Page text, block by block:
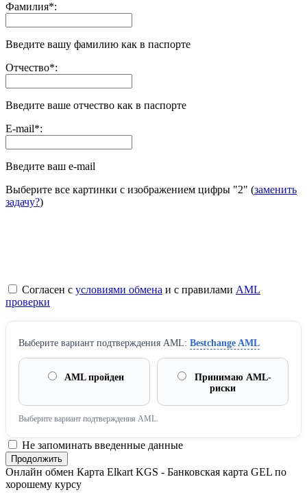
Фамилия*:
Введите вашу фамилию как в паспорте
Отчество*:
Введите ваше отчество как в паспорте
E-mail*:
Введите ваш e-mail
Выберите все картинки с изображением цифры "2" (заменить
задачу?)
Согласен с условиями обмена и с правилами AML
проверки
Выберите вариант подтверждения AML: Bestchange AML
AML пройден
Принимаю AML-
риски
Выберите вариант подтверждения AML.
Не запоминать введенные данные
Онлайн обмен Карта Elkart KGS - Банковская карта GEL по
хорошему курсу